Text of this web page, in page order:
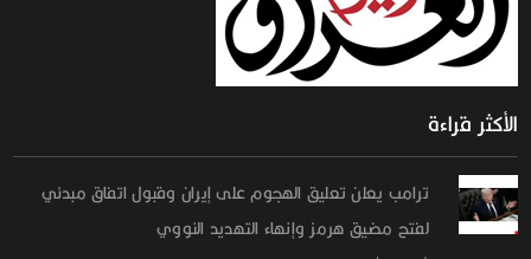
الأكثر قراءة
ترامب يعلن تعليق الهجوم على إيران وقبول اتفاق مبدئي
لفتح مضيق هرمز وإنهاء التهديد النووي